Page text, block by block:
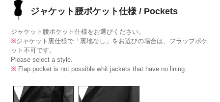
ジャケット腰ポケット仕様 / Pockets
ジャケット腰ポケット仕様をお選びください。
※ジャケット裏仕様で「裏地なし」をお選びの場合は、フラップポケ
ット不可です。
Please select a style.
※ Flap pocket is not possible whit jackets that have no lining.